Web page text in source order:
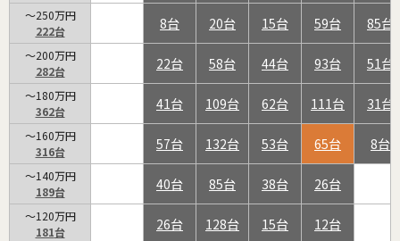
～250万円
222
8 20 15 59 85
～200万円
282
22 58 44 93 51
～180万円
362
41 109 62 111 31
～160万円
316
57 132 53 65 8
～140万円
189
40 85 38 26
～120万円
181
26 128 15 12